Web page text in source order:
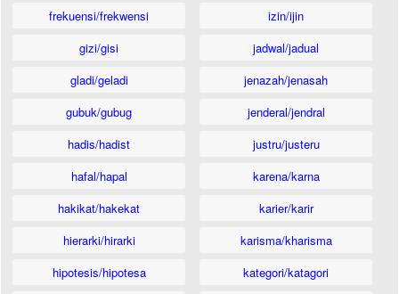
frekuensi/frekwensi
gizi/gisi
gladi/geladi
gubuk/gubug
hadis/hadist
hafal/hapal
hakikat/hakekat
hierarki/hirarki
hipotesis/hipotesa
izin/ijin
jadwal/jadual
jenazah/jenasah
jenderal/jendral
justru/justeru
karena/karna
karier/karir
karisma/kharisma
kategori/katagori